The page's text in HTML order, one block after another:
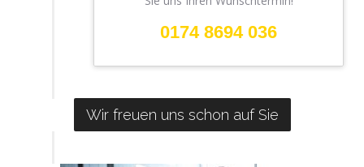
0174 8694 036
Wir freuen uns schon auf Sie